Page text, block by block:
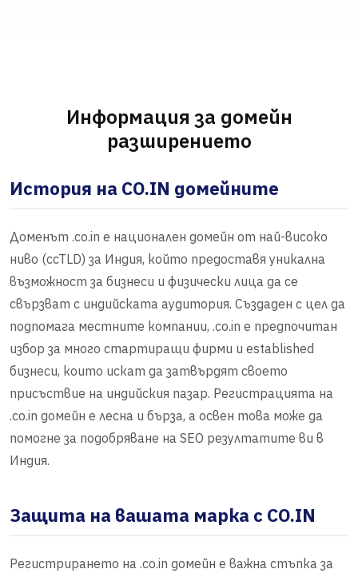
Информация за домейн
разширението
История на CO.IN домейните
Доменът .co.in е национален домейн от най-високо
ниво (ccTLD) за Индия, който предоставя уникална
възможност за бизнеси и физически лица да се
свързват с индийската аудитория. Създаден с цел да
подпомага местните компании, .co.in е предпочитан
избор за много стартиращи фирми и established
бизнеси, които искат да затвърдят своето
присъствие на индийския пазар. Регистрацията на
.co.in домейн е лесна и бърза, а освен това може да
помогне за подобряване на SEO резултатите ви в
Индия.
Защита на вашата марка с CO.IN
Регистрирането на .co.in домейн е важна стъпка за